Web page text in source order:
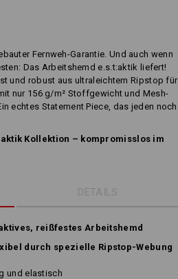
Fernweh-Garantie. Und auch wenn
Das Arbeitshemd e.s.t:aktik liefert!
und robust aus ultraleichtem Ripstop für
nur 156 g/m² Stoffgewicht und Mesh-
echtes Statement Piece, das jeden noch
Kollektion – kompromisslos im
DETAILS
reißfestes Arbeitshemd
durch spezielle Ripstop-Webung
und elastisch